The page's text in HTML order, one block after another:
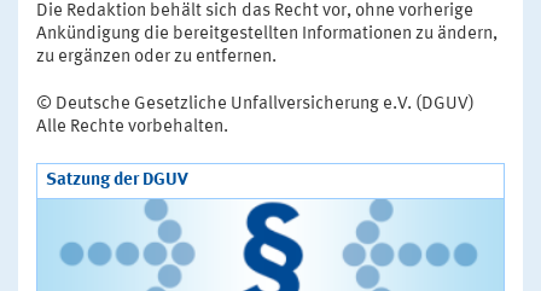
Die Redaktion behält sich das Recht vor, ohne vorherige
Ankündigung die bereitgestellten Informationen zu ändern,
zu ergänzen oder zu entfernen.
© Deutsche Gesetzliche Unfallversicherung e.V. (DGUV)
Alle Rechte vorbehalten.
Satzung der DGUV